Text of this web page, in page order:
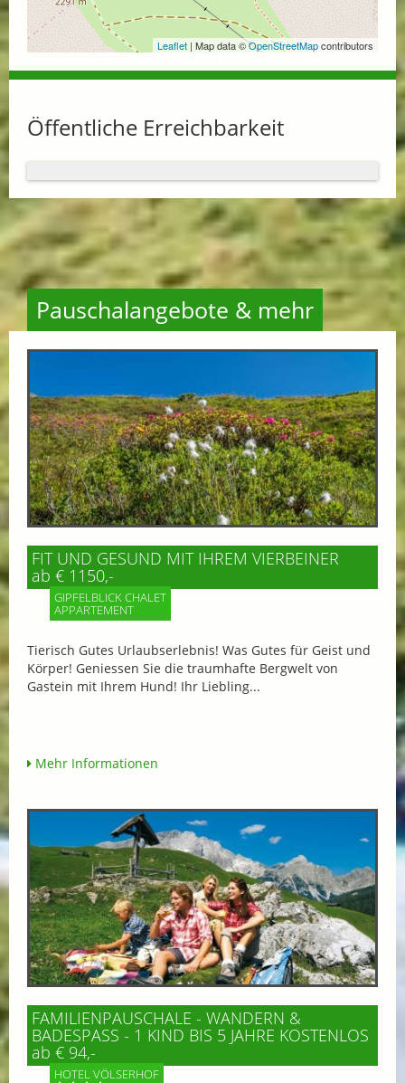
Leaflet | Map data ©OpenStreetMapcontributors
Öffentliche Erreichbarkeit
Pauschalangebote & mehr
FIT UND GESUND MIT IHREM VIERBEINER
ab € 1150,-
GIPFELBLICK CHALET
APPARTEMENT
Tierisch Gutes Urlaubserlebnis! Was Gutes für Geist und
Körper! Geniessen Sie die traumhafte Bergwelt von
Gastein mit Ihrem Hund! Ihr Liebling...
Mehr Informationen
FAMILIENPAUSCHALE - WANDERN &
BADESPASS - 1 KIND BIS 5 JAHRE KOSTENLOS
ab € 94,-
HOTEL VÖLSERHOF